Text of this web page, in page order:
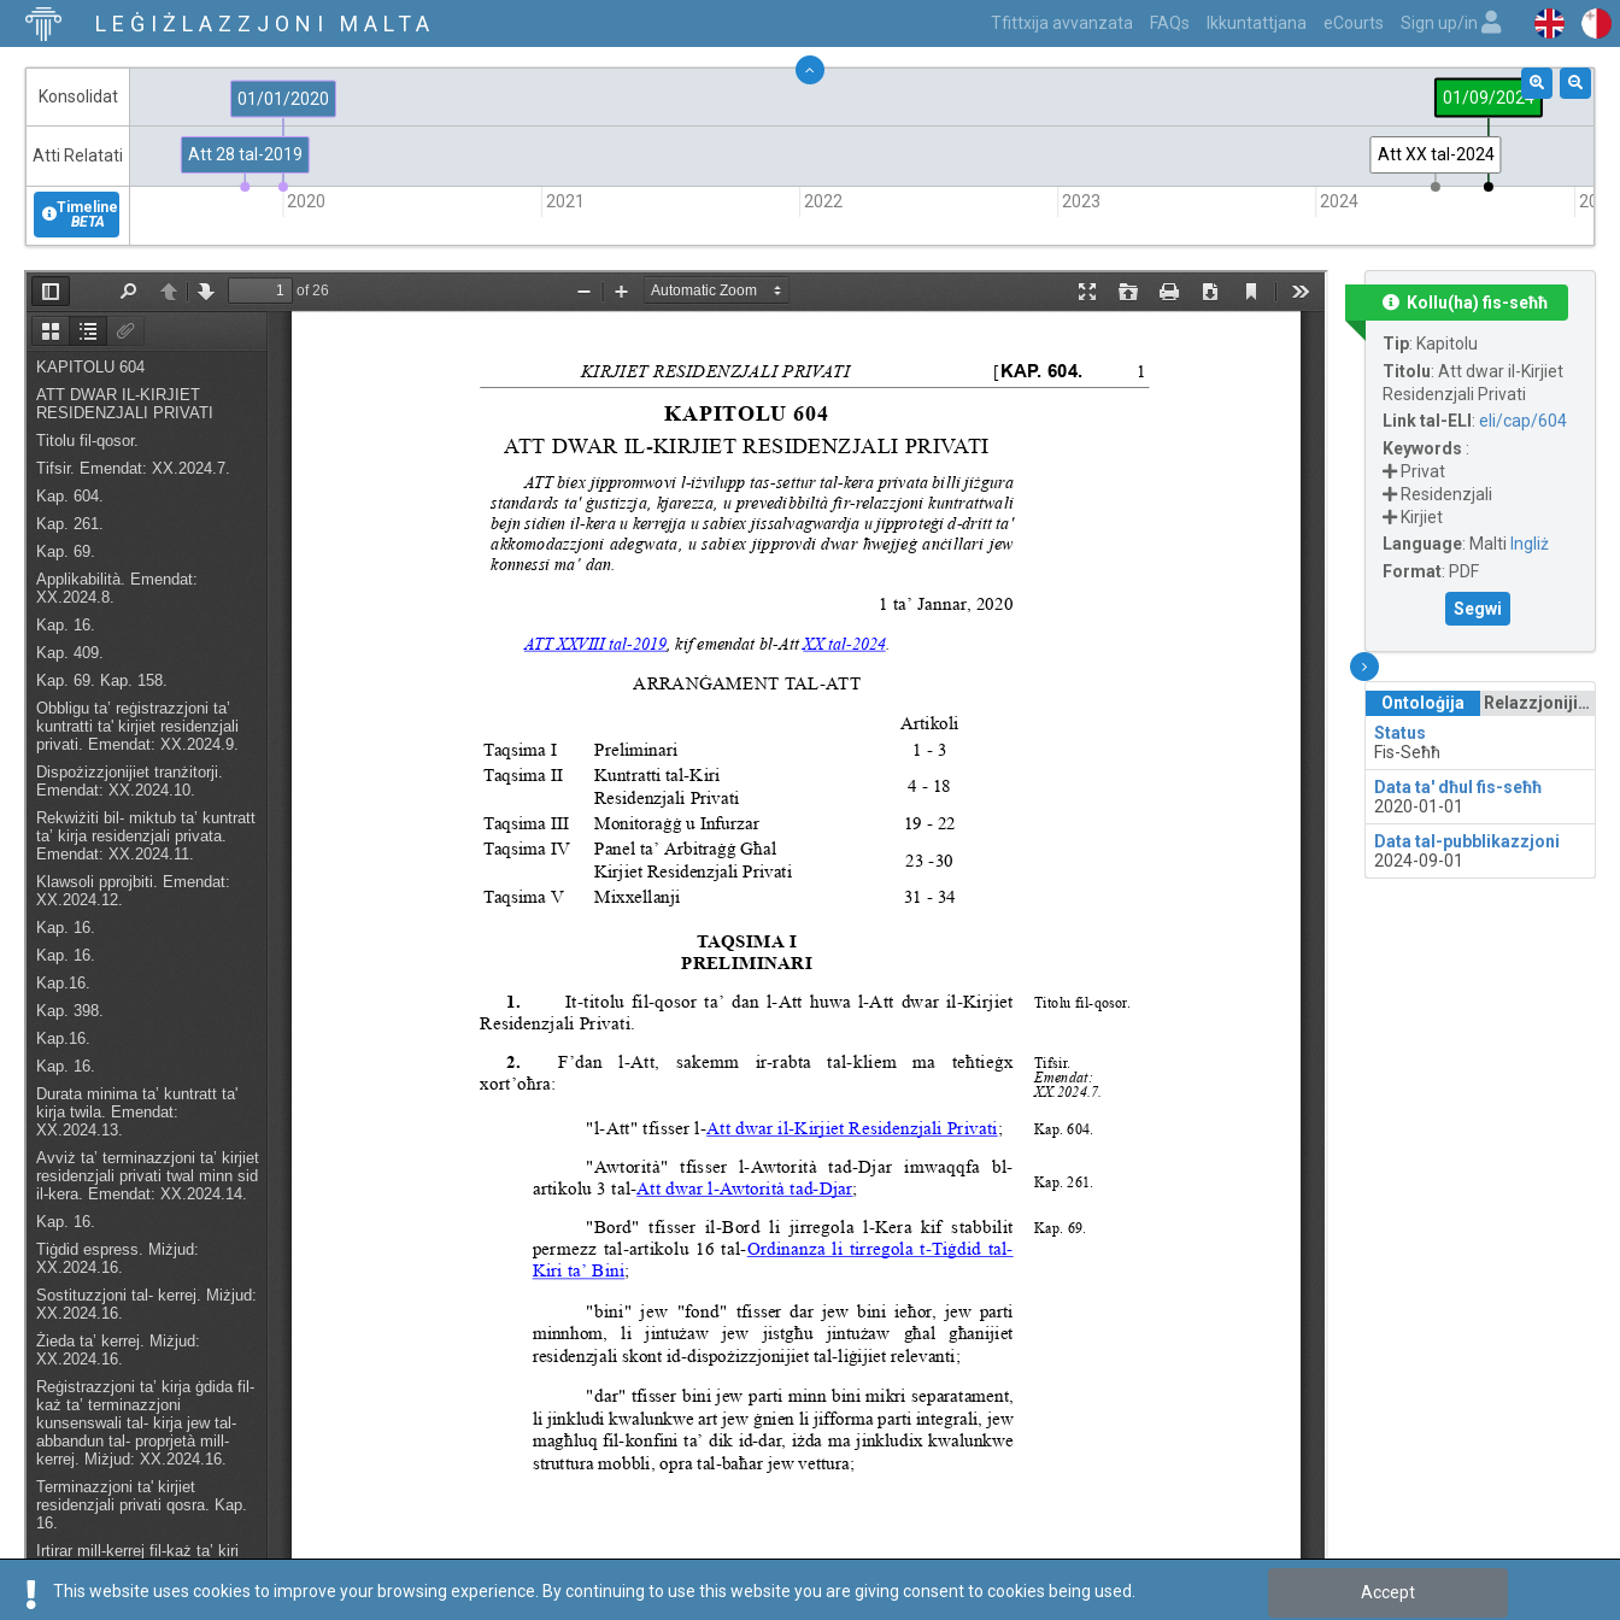
LEĠIŻLAZZJONI MALTA Tfittxija avvanzata FAQs Ikkuntattjana eCourts Sign up/in
Timeline
BETA
01/01/2020 01/09/2024
Att 28 tal-2019 Att XX tal-2024
Konsolidat
Atti Relatati
2019 2020 2021 2022 2023 2024 2025
Kollu(ha) fis-seħħ
Tip: Kapitolu
Titolu: Att dwar il-Kirjiet
Residenzjali Privati
Link tal-ELI : eli/cap/604
Keywords :
Privat
Residenzjali
Kirjiet
Language: Malti Ingliż
Format: PDF
Segwi
Ontoloġija
Relazzjonijiet
Status
Fis-Seħħ
Data ta' dħul fis-seħħ
2020-01-01
Data tal-pubblikazzjoni
2024-09-01
This website uses cookies to improve your browsing experience. By continuing to use this website you are giving consent to cookies being used. Accept